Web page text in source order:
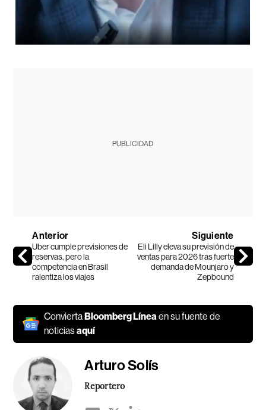
PUBLICIDAD
Anterior
Uber cumple previsiones de
reservas, pero la
competencia en Brasil
ralentiza los viajes
Siguiente
Eli Lilly eleva su previsión de
ventas para 2026 tras fuerte
demanda de Mounjaro y
Zepbound
ConviertaBloomberg Líneaen su fuente de
noticiasaquí
Arturo Solís
Reportero